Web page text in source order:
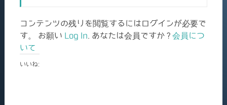
コンテンツの残りを閲覧するにはログインが必要で
す。 お願い Log In . あなたは会員ですか ? 会員につ
いて
いいね: